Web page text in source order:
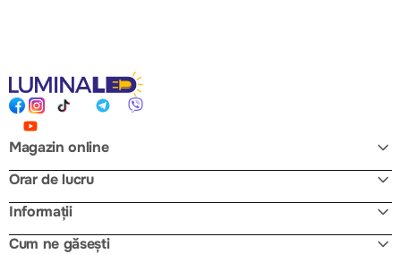
Magazin online
Orar de lucru
Informații
Cum ne găsești